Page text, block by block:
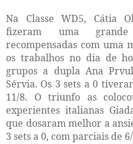
Na Classe WD5, Cátia
fizeram uma
recompensadas com uma
os trabalhos no dia de
grupos a dupla Ana
Sérvia. Os 3 sets a 0
11/8. O triunfo as
experientes italianas
que dosaram melhor a
3 sets a 0, com parciais de